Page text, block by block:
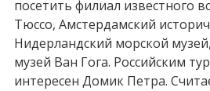
посетить филиал известного
Тюссо, Амстердамский
Нидерландский морской
музей Ван Гога. Российским
интересен Домик Петра.